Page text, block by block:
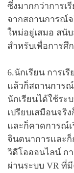
ซึ่งมากกว่าการเ
จากสถานการณ์
ใหม่อยู่เสมอ สนั
สำหรับเพื่อการศึ
6.นักเรียน การเ
แล้วก็สถานการณ์
นักเรียนได้ใช้ระ
เปรียบเสมือนจริ
และก็คาดการณ์
จินตนาการและก็
วิดีโอออนไลน์ ก
ผ่านระบบ VR ที่